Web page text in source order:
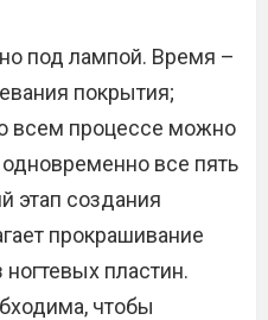
под лампой. Время –
покрытия;
всем процессе можно
все пять
этап создания
прокрашивание
пластин.
чтобы